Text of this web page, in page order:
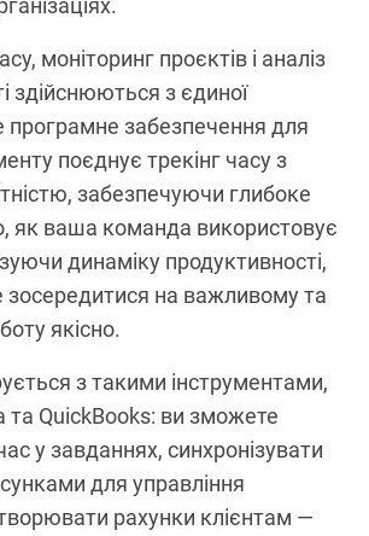
моніторинг проєктів і аналіз
здійснюються з єдиної
забезпечення для
поєднує трекінг часу з
забезпечуючи глибоке
як ваша команда використовує
динаміку продуктивності,
на важливому та
якісно.
з такими інструментами,
та QuickBooks: ви зможете
у завданнях, синхронізувати
для управління
рахунки клієнтам —